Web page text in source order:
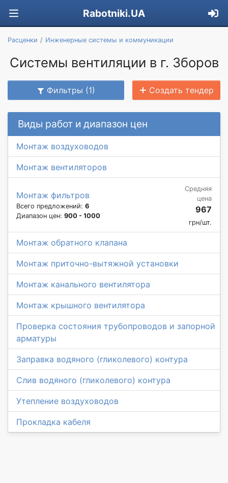
Rabotniki.UA
Расценки Инженерные системы и коммуникации
Системы вентиляции в г. Зборов
Фильтры (1) Создать тендер
Виды работ и диапазон цен
Монтаж воздуховодов
Монтаж вентиляторов
Монтаж фильтров
Всего предложений: 6
Диапазон цен: 900 - 1000
Средняя
цена
967
грн/шт.
Монтаж обратного клапана
Монтаж приточно-вытяжной установки
Монтаж канального вентилятора
Монтаж крышного вентилятора
Проверка состояния трубопроводов и запорной
арматуры
Заправка водяного (гликолевого) контура
Слив водяного (гликолевого) контура
Утепление воздуховодов
Прокладка кабеля